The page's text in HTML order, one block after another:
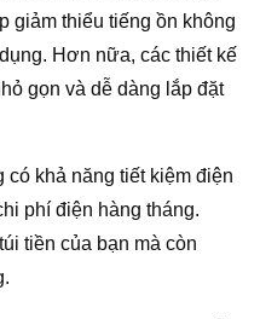
giảm thiểu tiếng ồn không
Hơn nữa, các thiết kế
gọn và dễ dàng lắp đặt
có khả năng tiết kiệm điện
phí điện hàng tháng.
tiền của bạn mà còn